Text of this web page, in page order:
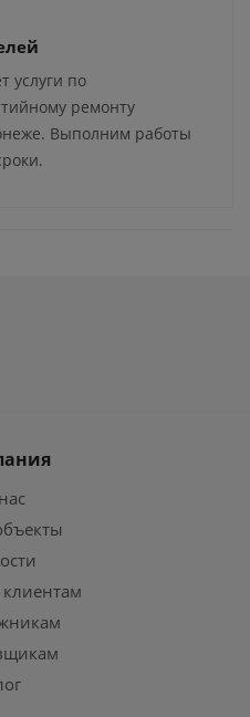
услуги по
ремонту
Выполним работы